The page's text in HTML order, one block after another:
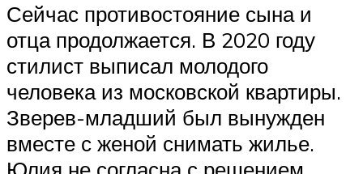
Сейчас противостояние сына и
отца продолжается. В 2020 году
стилист выписал молодого
человека из московской квартиры.
Зверев-младший был вынужден
вместе с женой снимать жилье.